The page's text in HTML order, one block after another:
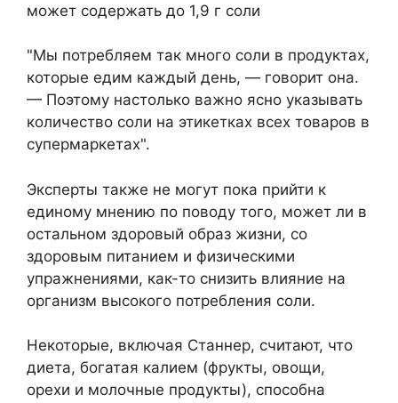
может содержать до 1,9 г соли
"Мы потребляем так много соли в продуктах,
которые едим каждый день, — говорит она.
— Поэтому настолько важно ясно указывать
количество соли на этикетках всех товаров в
супермаркетах".
Эксперты также не могут пока прийти к
единому мнению по поводу того, может ли в
остальном здоровый образ жизни, со
здоровым питанием и физическими
упражнениями, как-то снизить влияние на
организм высокого потребления соли.
Некоторые, включая Станнер, считают, что
диета, богатая калием (фрукты, овощи,
орехи и молочные продукты), способна